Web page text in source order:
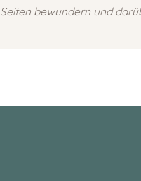
Seiten bewundern und